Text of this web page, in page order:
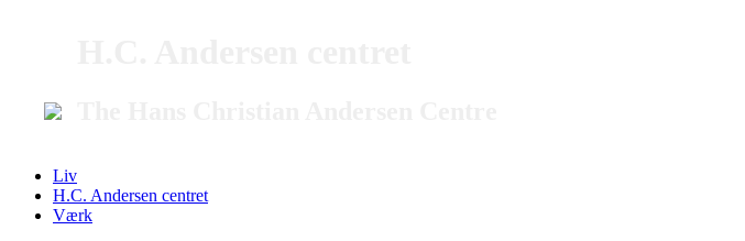
Liv
H.C. Andersen centret
Værk